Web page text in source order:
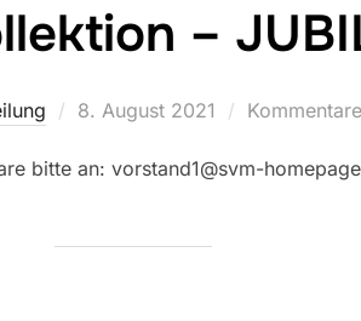
–
Veröffentlicht
8. August 2021
an: vorstand1@svm-